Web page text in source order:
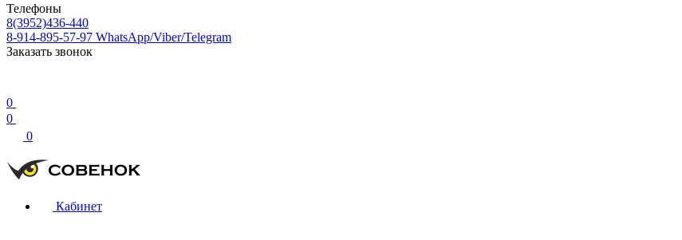
Телефоны
8(3952)436-440
8-914-895-57-97 WhatsApp/Viber/Telegram
Заказать звонок
0
0
0
Кабинет